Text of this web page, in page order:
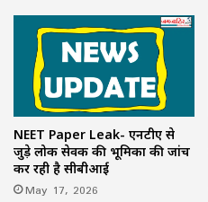
NEET Paper Leak- एनटीए से
जुड़े लोक सेवक की भूमिका की जांच
कर रही है सीबीआई
May 17, 2026